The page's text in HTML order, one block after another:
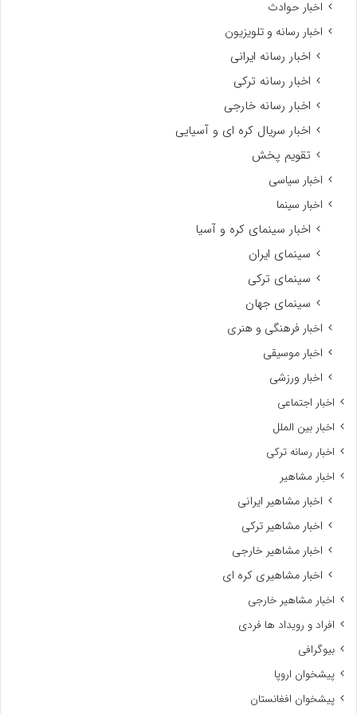
اخبار حوادث
اخبار رسانه و تلویزیون
اخبار رسانه ایرانی
اخبار رسانه ترکی
اخبار رسانه خارجی
اخبار سریال کره ای و آسیایی
تقویم پخش
اخبار سیاسی
اخبار سینما
اخبار سینمای کره و آسیا
سینمای ایران
سینمای ترکی
سینمای جهان
اخبار فرهنگی و هنری
اخبار موسیقی
اخبار ورزشی
اخبار اجتماعی
اخبار بین الملل
اخبار رسانه ترکی
اخبار مشاهیر
اخبار مشاهیر ایرانی
اخبار مشاهیر ترکی
اخبار مشاهیر خارجی
اخبار مشاهیری کره ای
اخبار مشاهیر خارجی
افراد و رویداد ها فردی
بیوگرافی
پیشخوان اروپا
پیشخوان افغانستان